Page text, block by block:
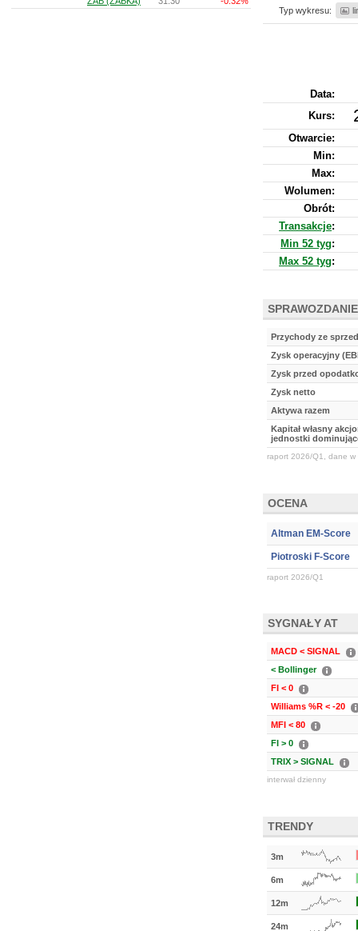
Typ wykresu:
Data:
Kurs:
Otwarcie:
Min:
Max:
Wolumen:
Obrót:
Transakcje:
Min 52 tyg:
Max 52 tyg:
Przychody ze
Zysk operacyjny
Zysk przed
Zysk netto
Aktywa razem
Kapitał własny
jednostki
raport 2026/Q1, dane w
OCENA
Altman EM-Score
Piotroski F-Score
raport 2026/Q1
SYGNAŁY AT
MACD < SIGNAL
< Bollinger
FI < 0
Williams %R < -20
MFI < 80
FI > 0
TRIX > SIGNAL
interwał dzienny
TRENDY
3m
6m
12m
24m